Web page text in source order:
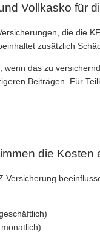
Vollkasko für
die die
zusätzlich
wenn das zu
Beiträgen. Für
die